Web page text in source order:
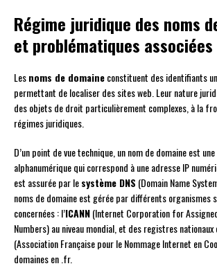
Régime juridique des noms
et problématiques associées
Lesnoms de domaineconstituent des identifiants
permettant de localiser des sites web. Leur nature
des objets de droit particulièrement complexes, à la
régimes juridiques.
D’un point de vue technique, un nom de domaine est
alphanumérique qui correspond à une adresse IP
est assurée par lesystème DNS (Domain Name
noms de domaine est gérée par différents organismes
concernées : l’ICANN(Internet Corporation for
Numbers) au niveau mondial, et des registres nationaux
(Association Française pour le Nommage Internet en
domaines en .fr.